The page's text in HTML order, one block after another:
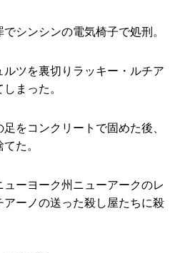
シンシンの電気椅子で処刑。
ツを裏切りラッキー・ルチア
まった。
をコンクリートで固めた後、
た。
ーヨーク州ニューアークのレ
ーノの送った殺し屋たちに殺